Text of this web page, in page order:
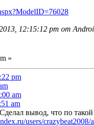
12:15:12 pm от
»
pm
am
am
вывод, что по
users/crazybeat2008/